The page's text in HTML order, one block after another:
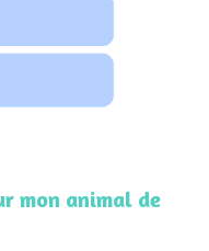
mon animal de